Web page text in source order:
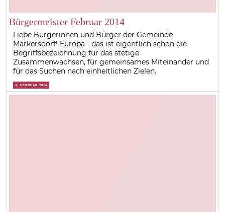
Bürgermeister Februar 2014
Liebe Bürgerinnen und Bürger der Gemeinde
Markersdorf! Europa - das ist eigentlich schon die
Begriffsbezeichnung für das stetige
Zusammenwachsen, für gemeinsames Miteinander und
für das Suchen nach einheitlichen Zielen.
4. FEBRUAR 2014